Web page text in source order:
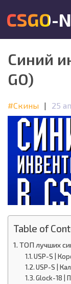
CSGO-
Синий
GO)
#Скины | 25
Table of
ТОП лучших
USP-S |
USP-S |
Glock-18 |